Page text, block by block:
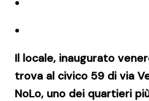
Il locale, inaugurato
trova al civico 59 di via
NoLo, uno dei quartieri